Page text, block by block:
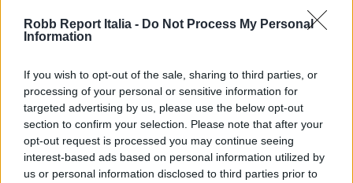
Robb Report Italia - Do Not Process My Personal
Information
If you wish to opt-out of the sale, sharing to third parties, or
processing of your personal or sensitive information for
targeted advertising by us, please use the below opt-out
section to confirm your selection. Please note that after your
opt-out request is processed you may continue seeing
interest-based ads based on personal information utilized by
us or personal information disclosed to third parties prior to